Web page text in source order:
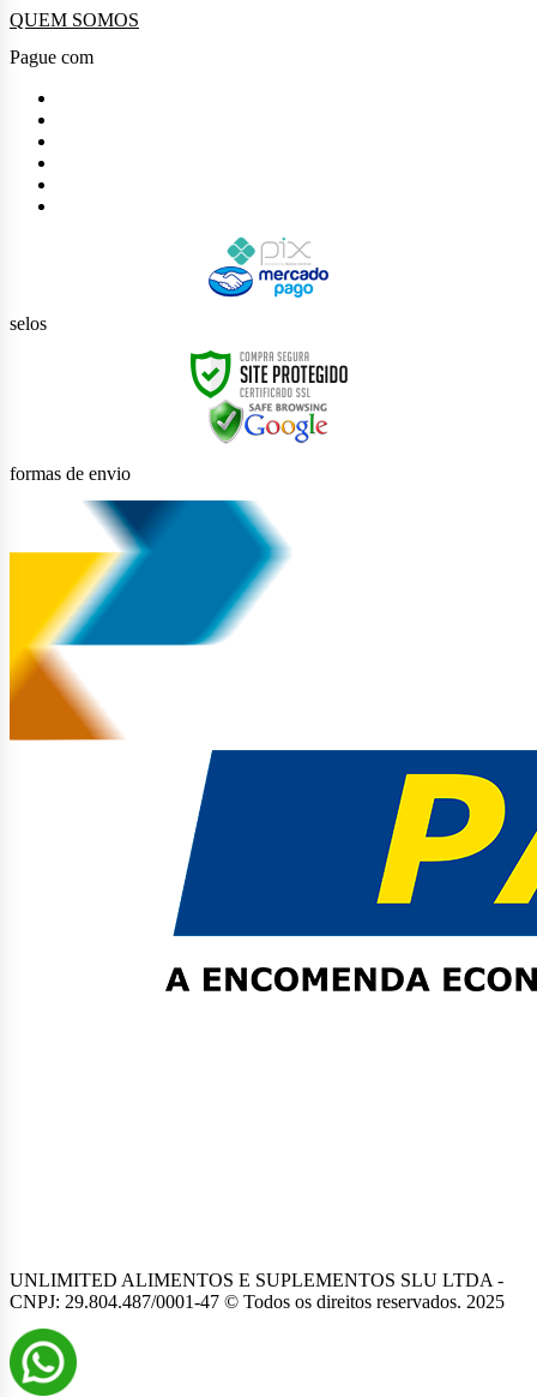
QUEM SOMOS
Pague com
selos
formas de envio
UNLIMITED ALIMENTOS E SUPLEMENTOS SLU LTDA -
CNPJ: 29.804.487/0001-47 © Todos os direitos reservados. 2025